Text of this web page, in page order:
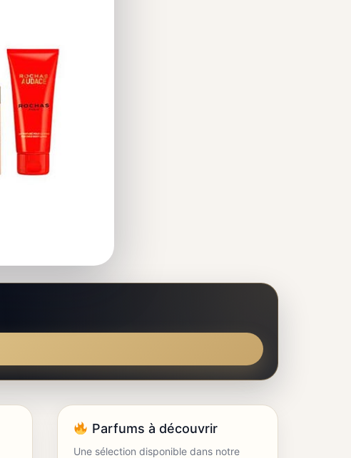
Parfums à découvrir
Une sélection disponible dans notre